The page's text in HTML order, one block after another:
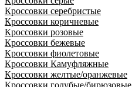
Кроссовки серебристые
Кроссовки коричневые
Кроссовки розовые
Кроссовки бежевые
Кроссовки фиолетовые
Кроссовки Камуфляжные
Кроссовки желтые/оранжевые
Кроссовки голубые/бирюзовые